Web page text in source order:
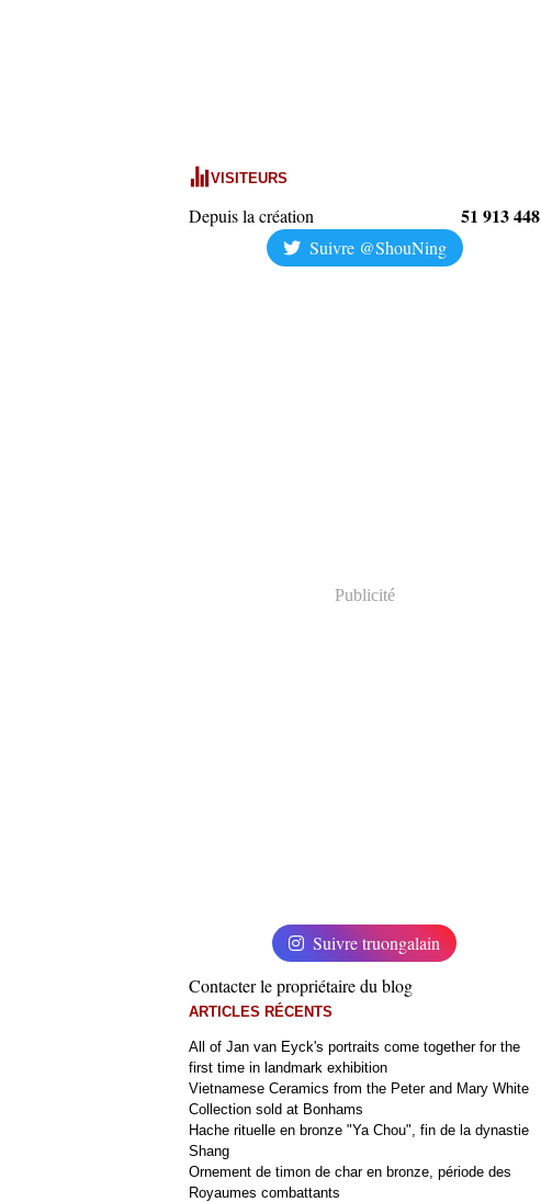
VISITEURS
Depuis la création 51 913 448
Suivre @ShouNing
Publicité
Suivre truongalain
Contacter le propriétaire du blog
ARTICLES RÉCENTS
All of Jan van Eyck's portraits come together for the
first time in landmark exhibition
Vietnamese Ceramics from the Peter and Mary White
Collection sold at Bonhams
Hache rituelle en bronze "Ya Chou", fin de la dynastie
Shang
Ornement de timon de char en bronze, période des
Royaumes combattants